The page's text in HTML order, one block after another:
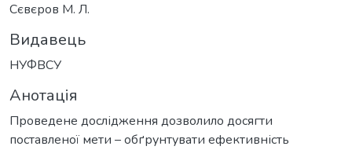
Сєвєров М. Л.
Видавець
НУФВСУ
Анотація
Проведене дослідження дозволило досягти
поставленої мети – обґрунтувати ефективність